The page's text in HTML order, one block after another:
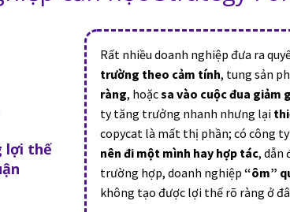
Rất nhiều doanh nghiệp đưa ra
trường theo cảm tính, tung sản
ràng, hoặcsa vào cuộc đua giảm
ty tăng trưởng nhanh nhưng lại
copycat là mất thị phần; có công
nên đi một mình hay hợp tác, dẫn
trường hợp, doanh nghiệp “ôm”
không tạo được lợi thế rõ ràng ở
lợi thế